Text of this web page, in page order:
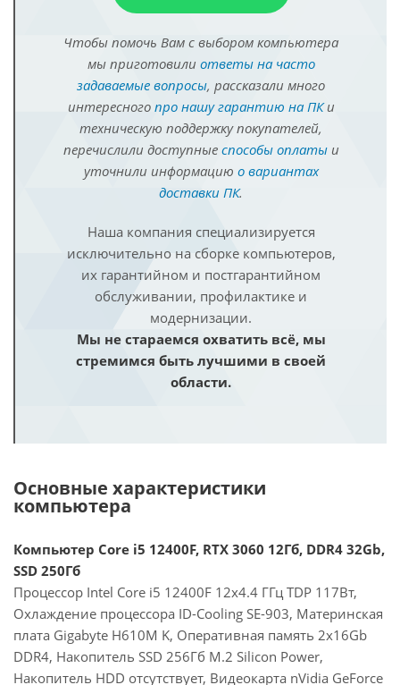
Чтобы помочь Вам с выбором компьютера
мы приготовили ответы на часто
задаваемые вопросы, рассказали много
интересного про нашу гарантию на ПКи
техническую поддержку покупателей,
перечислили доступные способы оплатыи
уточнили информацию о вариантах
доставки ПК.
Наша компания специализируется
исключительно на сборке компьютеров,
их гарантийном и постгарантийном
обслуживании, профилактике и
модернизации.
Мы не стараемся охватить всё, мы
стремимся быть лучшими в своей
области.
Основные характеристики
компьютера
Компьютер Core i5 12400F, RTX 3060 12Гб, DDR4 32Gb,
SSD 250Гб
Процессор Intel Core i5 12400F 12x4.4 ГГц TDP 117Вт,
Охлаждение процессора ID-Cooling SE-903, Материнская
плата Gigabyte H610M K, Оперативная память 2x16Gb
DDR4, Накопитель SSD 256Гб M.2 Silicon Power,
Накопитель HDD отсутствует, Видеокарта nVidia GeForce